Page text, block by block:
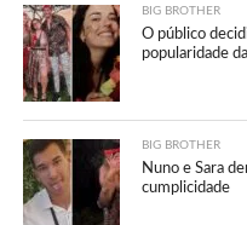
BIG BROTHER
O público
popularidade
BIG BROTHER
Nuno e Sara
cumplicidade